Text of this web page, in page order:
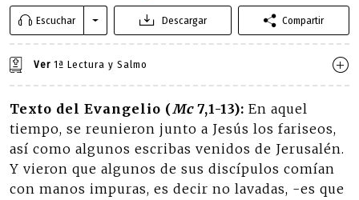
Escuchar Descargar Compartir
Ver 1ª Lectura y Salmo
Texto del Evangelio (Mc7,1-13): En aquel
tiempo, se reunieron junto a Jesús los fariseos,
así como algunos escribas venidos de Jerusalén.
Y vieron que algunos de sus discípulos comían
con manos impuras, es decir no lavadas, -es que